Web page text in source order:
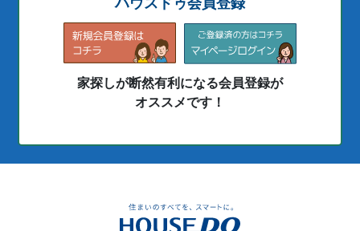
ハウスドゥ会員登録
家探しが断然有利になる会員登録が
オススメです！